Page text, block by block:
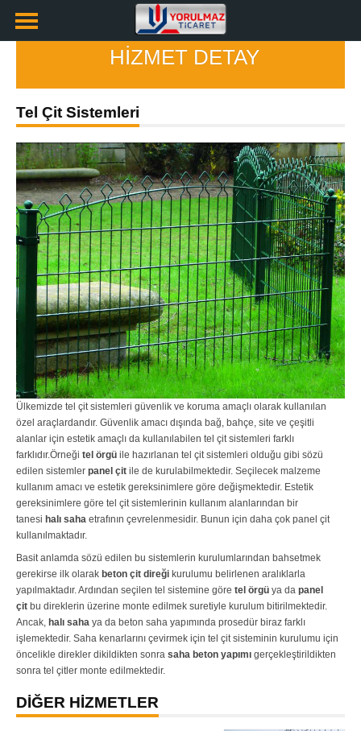
HİZMET DETAY
Tel Çit Sistemleri
Ülkemizde tel çit sistemleri güvenlik ve koruma amaçlı olarak kullanılan
özel araçlardandır. Güvenlik amacı dışında bağ, bahçe, site ve çeşitli
alanlar için estetik amaçlı da kullanılabilen tel çit sistemleri farklı
farklıdır.Örneği tel örgü ile hazırlanan tel çit sistemleri olduğu gibi sözü
edilen sistemler panel çit ile de kurulabilmektedir. Seçilecek malzeme
kullanım amacı ve estetik gereksinimlere göre değişmektedir. Estetik
gereksinimlere göre tel çit sistemlerinin kullanım alanlarından bir
tanesi halı saha etrafının çevrelenmesidir. Bunun için daha çok panel çit
kullanılmaktadır.
Basit anlamda sözü edilen bu sistemlerin kurulumlarından bahsetmek
gerekirse ilk olarak beton çit direği kurulumu belirlenen aralıklarla
yapılmaktadır. Ardından seçilen tel sistemine göre tel örgü ya da panel
çit bu direklerin üzerine monte edilmek suretiyle kurulum bitirilmektedir.
Ancak, halı saha ya da beton saha yapımında prosedür biraz farklı
işlemektedir. Saha kenarlarını çevirmek için tel çit sisteminin kurulumu için
öncelikle direkler dikildikten sonra saha beton yapımı gerçekleştirildikten
sonra tel çitler monte edilmektedir.
DİĞER HİZMETLER